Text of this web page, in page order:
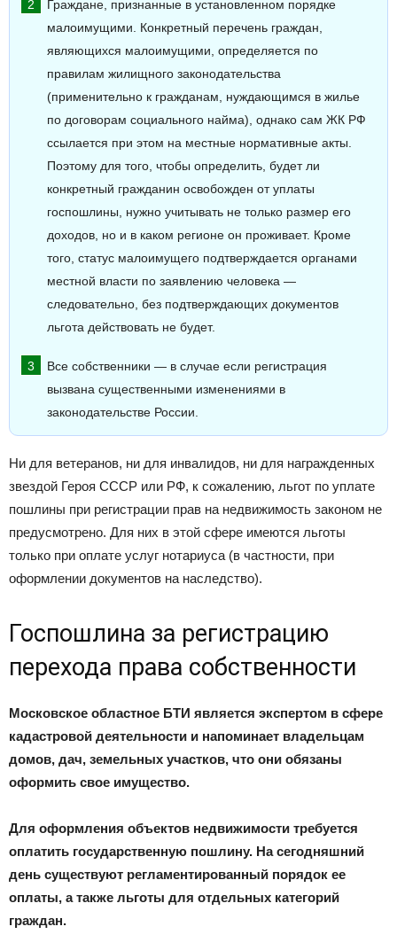
Граждане, признанные в установленном порядке
малоимущими. Конкретный перечень граждан,
являющихся малоимущими, определяется по
правилам жилищного законодательства
(применительно к гражданам, нуждающимся в жилье
по договорам социального найма), однако сам ЖК РФ
ссылается при этом на местные нормативные акты.
Поэтому для того, чтобы определить, будет ли
конкретный гражданин освобожден от уплаты
госпошлины, нужно учитывать не только размер его
доходов, но и в каком регионе он проживает. Кроме
того, статус малоимущего подтверждается органами
местной власти по заявлению человека —
следовательно, без подтверждающих документов
льгота действовать не будет.
Все собственники — в случае если регистрация
вызвана существенными изменениями в
законодательстве России.
Ни для ветеранов, ни для инвалидов, ни для награжденных
звездой Героя СССР или РФ, к сожалению, льгот по уплате
пошлины при регистрации прав на недвижимость законом не
предусмотрено. Для них в этой сфере имеются льготы
только при оплате услуг нотариуса (в частности, при
оформлении документов на наследство).
Госпошлина за регистрацию
перехода права собственности
Московское областное БТИ является экспертом в сфере
кадастровой деятельности и напоминает владельцам
домов, дач, земельных участков, что они обязаны
оформить свое имущество.
Для оформления объектов недвижимости требуется
оплатить государственную пошлину. На сегодняшний
день существуют регламентированный порядок ее
оплаты, а также льготы для отдельных категорий
граждан.